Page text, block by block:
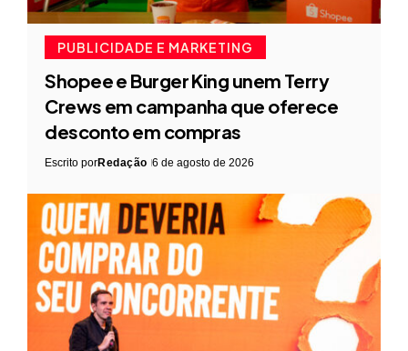
PUBLICIDADE E MARKETING
Shopee e Burger King unem Terry
Crews em campanha que oferece
desconto em compras
Escrito porRedação 6 de agosto de 2026